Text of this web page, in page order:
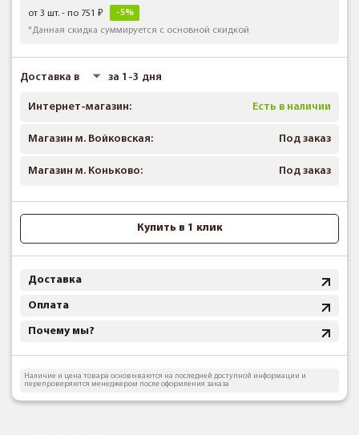
от 3 шт. - по 751
-5%
*Данная скидка суммируется с основной скидкой
Доставка в за 1-3 дня
Интернет-магазин: Есть в наличии
Магазин м. Войковская: Под заказ
Магазин м. Коньково: Под заказ
Купить в 1 клик
Доставка
Оплата
Почему мы?
Наличие и цена товара основываются на последней доступной информации и
перепроверяются менеджером после оформления заказа